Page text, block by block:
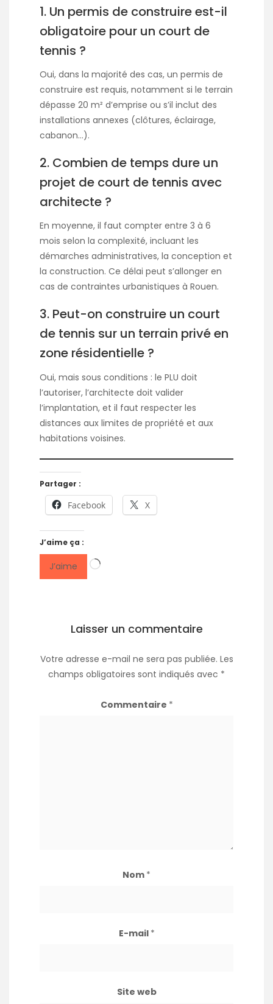
1. Un permis de construire est-il
obligatoire pour un court de
tennis ?
Oui, dans la majorité des cas, un permis de
construire est requis, notamment si le terrain
dépasse 20 m² d’emprise ou s’il inclut des
installations annexes (clôtures, éclairage,
cabanon…).
2. Combien de temps dure un
projet de court de tennis avec
architecte ?
En moyenne, il faut compter entre 3 à 6
mois selon la complexité, incluant les
démarches administratives, la conception et
la construction. Ce délai peut s’allonger en
cas de contraintes urbanistiques à Rouen.
3. Peut-on construire un court
de tennis sur un terrain privé en
zone résidentielle ?
Oui, mais sous conditions : le PLU doit
l’autoriser, l’architecte doit valider
l’implantation, et il faut respecter les
distances aux limites de propriété et aux
habitations voisines.
Partager :
Facebook X
J’aime ça :
J’aime Chargement…
Laisser un commentaire
Votre adresse e-mail ne sera pas publiée. Les
champs obligatoires sont indiqués avec *
Commentaire *
Nom *
E-mail *
Site web